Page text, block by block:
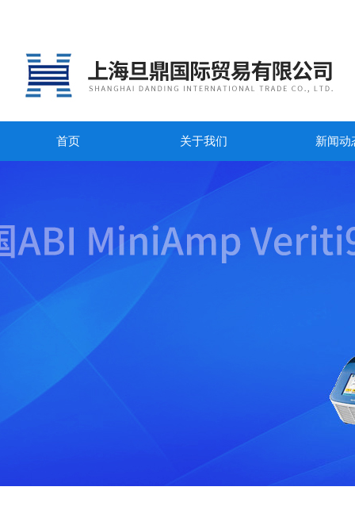
首页 关于我们 新闻动